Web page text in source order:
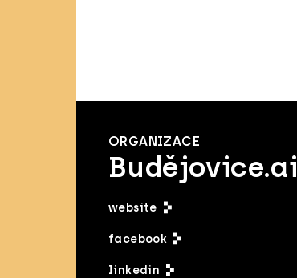
ORGANIZACE
Budějovice.ai
website
facebook
linkedin